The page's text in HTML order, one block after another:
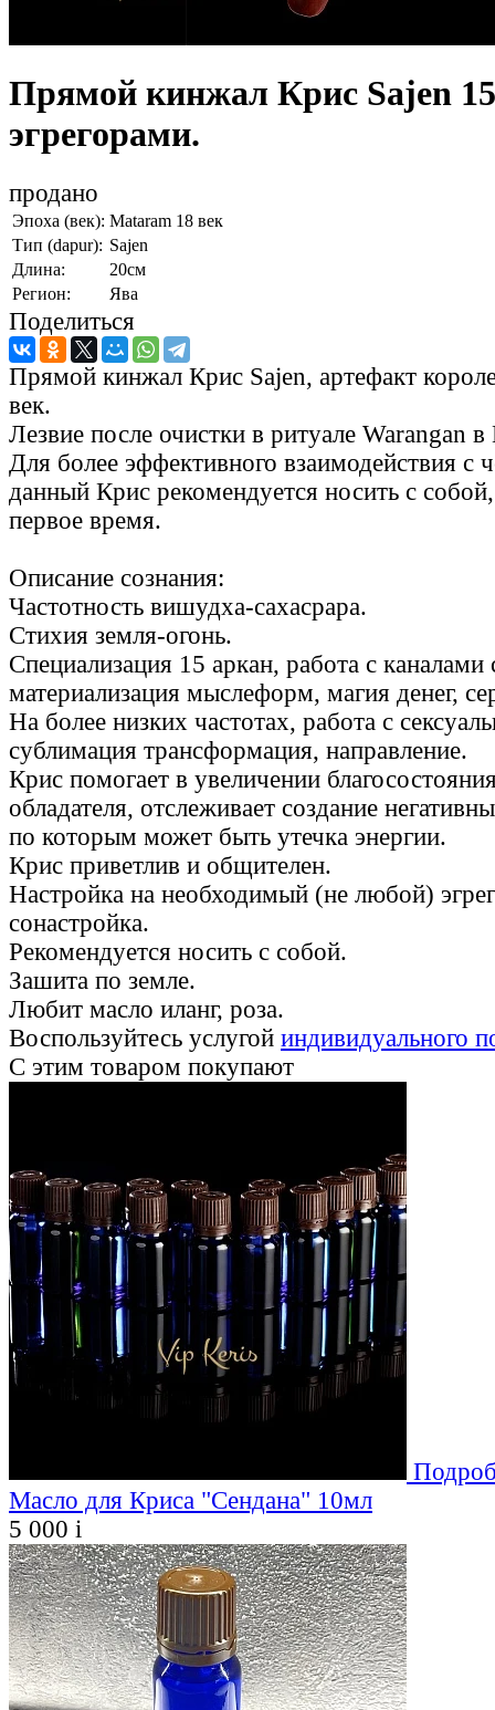
Прямой кинжал Крис Sajen
эгрегорами.
продано
Эпоха (век): Mataram 18 век
Тип (dapur): Sajen
Длина:
20см
Регион:
Ява
Поделиться
Прямой кинжал Крис Sajen, артефакт
век.
Лезвие после очистки в ритуале Warangan
Для более эффективного взаимодействия с
данный Крис рекомендуется носить с
первое время.
Описание сознания:
Частотность вишудха-сахасрара.
Стихия земля-огонь.
Специализация 15 аркан, работа с каналами
материализация мыслеформ, магия денег,
На более низких частотах, работа с
сублимация трансформация, направление.
Крис помогает в увеличении
обладателя, отслеживает создание
по которым может быть утечка энергии.
Крис приветлив и общителен.
Настройка на необходимый (не любой)
сонастройка.
Рекомендуется носить с собой.
Зашита по земле.
Любит масло иланг, роза.
Воспользуйтесь услугой индивидуального
С этим товаром покупают
Масло для Криса "Сендана" 10мл
5 000 i